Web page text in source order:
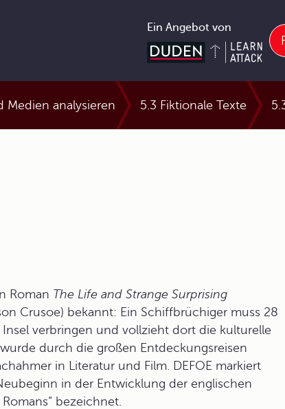
Ein Angebot von
Medien analysieren 5.3 Fiktionale Texte
Roman The Life and Strange Surprising
Crusoe) bekannt: Ein Schiffbrüchiger muss 28
verbringen und vollzieht dort die kulturelle
durch die großen Entdeckungsreisen
in Literatur und Film. DEFOE markiert
in der Entwicklung der englischen
bezeichnet.